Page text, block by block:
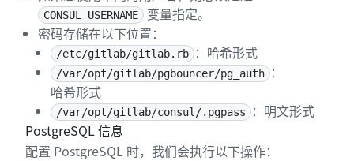
CONSUL_USERNAME
变量指定。
密码存储在以下位置：
/etc/gitlab/gitlab.rb ：哈希形式
/var/opt/gitlab/pgbouncer/pg_auth
：
哈希形式
/var/opt/gitlab/consul/.pgpass
：明文形式
PostgreSQL 信息
配置 PostgreSQL 时，我们会执行以下操作：